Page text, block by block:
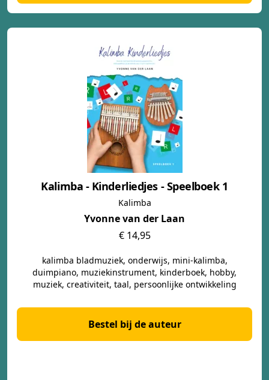
Kalimba - Kinderliedjes - Speelboek 1
Kalimba
Yvonne van der Laan
€ 14,95
kalimba bladmuziek, onderwijs, mini-kalimba,
duimpiano, muziekinstrument, kinderboek, hobby,
muziek, creativiteit, taal, persoonlijke ontwikkeling
Bestel bij de auteur